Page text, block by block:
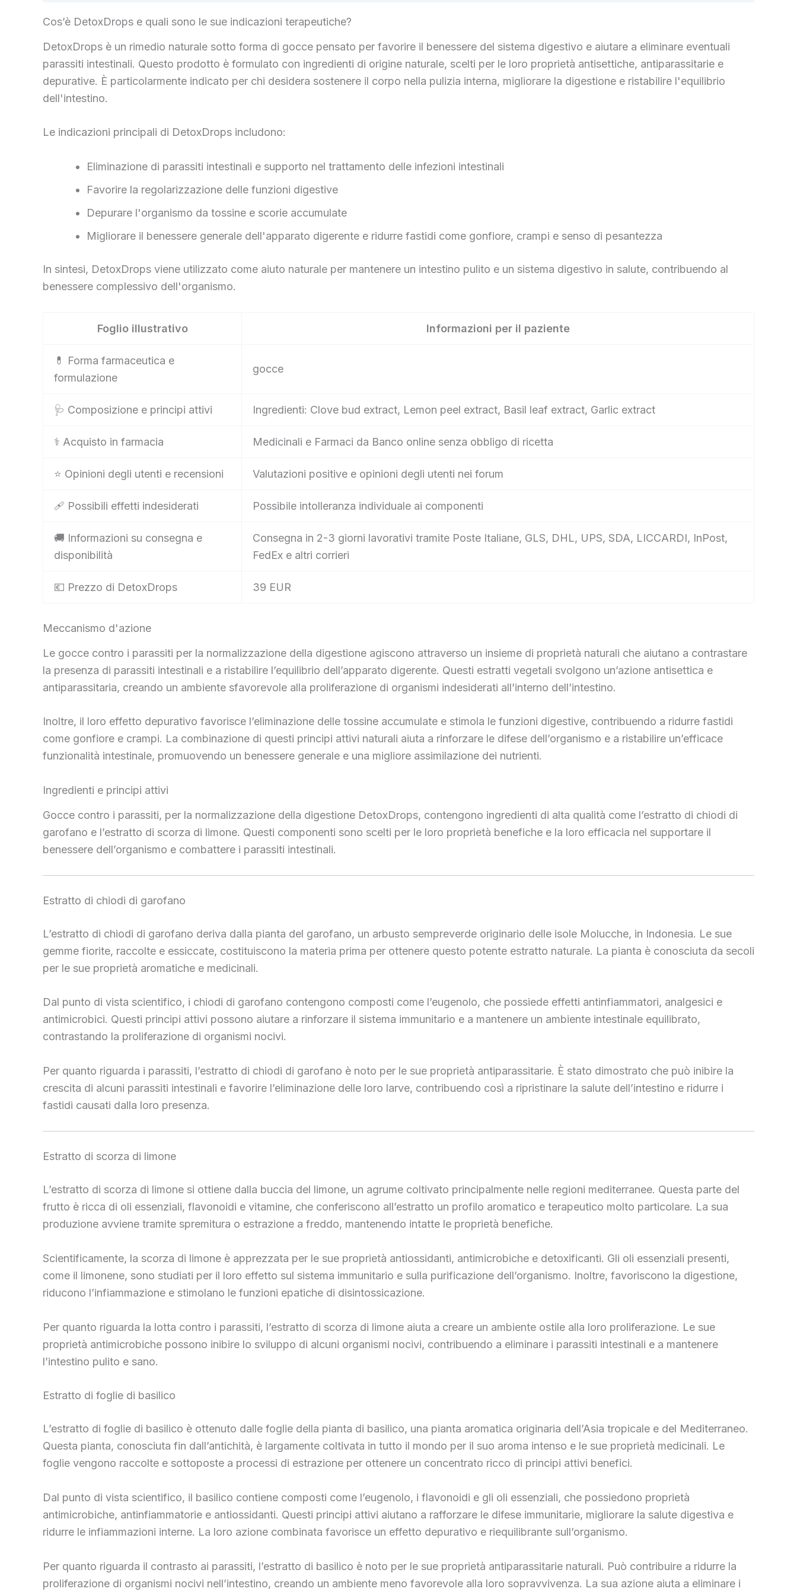
Cos’è DetoxDrops e quali sono le sue indicazioni terapeutiche?
DetoxDrops è un rimedio naturale sotto forma di gocce pensato per favorire il benessere del sistema digestivo e aiutare a eliminare eventuali
parassiti intestinali. Questo prodotto è formulato con ingredienti di origine naturale, scelti per le loro proprietà antisettiche, antiparassitarie e
depurative. È particolarmente indicato per chi desidera sostenere il corpo nella pulizia interna, migliorare la digestione e ristabilire l'equilibrio
dell'intestino.
Le indicazioni principali di DetoxDrops includono:
Eliminazione di parassiti intestinali e supporto nel trattamento delle infezioni intestinali
Favorire la regolarizzazione delle funzioni digestive
Depurare l'organismo da tossine e scorie accumulate
Migliorare il benessere generale dell'apparato digerente e ridurre fastidi come gonfiore, crampi e senso di pesantezza
In sintesi, DetoxDrops viene utilizzato come aiuto naturale per mantenere un intestino pulito e un sistema digestivo in salute, contribuendo al
benessere complessivo dell'organismo.
Foglio illustrativo Informazioni per il paziente
💊 Forma farmaceutica e
formulazione
gocce
🩺 Composizione e principi attivi Ingredienti: Clove bud extract, Lemon peel extract, Basil leaf extract, Garlic extract
⚕️ Acquisto in farmacia Medicinali e Farmaci da Banco online senza obbligo di ricetta
⭐ Opinioni degli utenti e recensioni Valutazioni positive e opinioni degli utenti nei forum
🩹 Possibili effetti indesiderati Possibile intolleranza individuale ai componenti
🚚 Informazioni su consegna e
disponibilità
Consegna in 2-3 giorni lavorativi tramite Poste Italiane, GLS, DHL, UPS, SDA, LICCARDI, InPost,
FedEx e altri corrieri
💶 Prezzo di DetoxDrops 39 EUR
Meccanismo d'azione
Le gocce contro i parassiti per la normalizzazione della digestione agiscono attraverso un insieme di proprietà naturali che aiutano a contrastare
la presenza di parassiti intestinali e a ristabilire l’equilibrio dell’apparato digerente. Questi estratti vegetali svolgono un’azione antisettica e
antiparassitaria, creando un ambiente sfavorevole alla proliferazione di organismi indesiderati all’interno dell’intestino.
Inoltre, il loro effetto depurativo favorisce l’eliminazione delle tossine accumulate e stimola le funzioni digestive, contribuendo a ridurre fastidi
come gonfiore e crampi. La combinazione di questi principi attivi naturali aiuta a rinforzare le difese dell’organismo e a ristabilire un’efficace
funzionalità intestinale, promuovendo un benessere generale e una migliore assimilazione dei nutrienti.
Ingredienti e principi attivi
Gocce contro i parassiti, per la normalizzazione della digestione DetoxDrops, contengono ingredienti di alta qualità come l’estratto di chiodi di
garofano e l’estratto di scorza di limone. Questi componenti sono scelti per le loro proprietà benefiche e la loro efficacia nel supportare il
benessere dell’organismo e combattere i parassiti intestinali.
Estratto di chiodi di garofano
L’estratto di chiodi di garofano deriva dalla pianta del garofano, un arbusto sempreverde originario delle isole Molucche, in Indonesia. Le sue
gemme fiorite, raccolte e essiccate, costituiscono la materia prima per ottenere questo potente estratto naturale. La pianta è conosciuta da secoli
per le sue proprietà aromatiche e medicinali.
Dal punto di vista scientifico, i chiodi di garofano contengono composti come l’eugenolo, che possiede effetti antinfiammatori, analgesici e
antimicrobici. Questi principi attivi possono aiutare a rinforzare il sistema immunitario e a mantenere un ambiente intestinale equilibrato,
contrastando la proliferazione di organismi nocivi.
Per quanto riguarda i parassiti, l’estratto di chiodi di garofano è noto per le sue proprietà antiparassitarie. È stato dimostrato che può inibire la
crescita di alcuni parassiti intestinali e favorire l’eliminazione delle loro larve, contribuendo così a ripristinare la salute dell’intestino e ridurre i
fastidi causati dalla loro presenza.
Estratto di scorza di limone
L’estratto di scorza di limone si ottiene dalla buccia del limone, un agrume coltivato principalmente nelle regioni mediterranee. Questa parte del
frutto è ricca di oli essenziali, flavonoidi e vitamine, che conferiscono all’estratto un profilo aromatico e terapeutico molto particolare. La sua
produzione avviene tramite spremitura o estrazione a freddo, mantenendo intatte le proprietà benefiche.
Scientificamente, la scorza di limone è apprezzata per le sue proprietà antiossidanti, antimicrobiche e detoxificanti. Gli oli essenziali presenti,
come il limonene, sono studiati per il loro effetto sul sistema immunitario e sulla purificazione dell’organismo. Inoltre, favoriscono la digestione,
riducono l’infiammazione e stimolano le funzioni epatiche di disintossicazione.
Per quanto riguarda la lotta contro i parassiti, l’estratto di scorza di limone aiuta a creare un ambiente ostile alla loro proliferazione. Le sue
proprietà antimicrobiche possono inibire lo sviluppo di alcuni organismi nocivi, contribuendo a eliminare i parassiti intestinali e a mantenere
l’intestino pulito e sano.
Estratto di foglie di basilico
L’estratto di foglie di basilico è ottenuto dalle foglie della pianta di basilico, una pianta aromatica originaria dell’Asia tropicale e del Mediterraneo.
Questa pianta, conosciuta fin dall’antichità, è largamente coltivata in tutto il mondo per il suo aroma intenso e le sue proprietà medicinali. Le
foglie vengono raccolte e sottoposte a processi di estrazione per ottenere un concentrato ricco di principi attivi benefici.
Dal punto di vista scientifico, il basilico contiene composti come l’eugenolo, i flavonoidi e gli oli essenziali, che possiedono proprietà
antimicrobiche, antinfiammatorie e antiossidanti. Questi principi attivi aiutano a rafforzare le difese immunitarie, migliorare la salute digestiva e
ridurre le infiammazioni interne. La loro azione combinata favorisce un effetto depurativo e riequilibrante sull’organismo.
Per quanto riguarda il contrasto ai parassiti, l’estratto di basilico è noto per le sue proprietà antiparassitarie naturali. Può contribuire a ridurre la
proliferazione di organismi nocivi nell’intestino, creando un ambiente meno favorevole alla loro sopravvivenza. La sua azione aiuta a eliminare i